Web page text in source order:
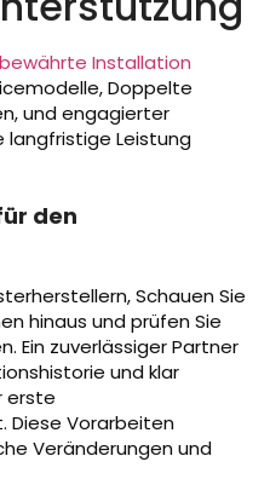
bewährte Installation
Doppelte
und engagierter
langfristige Leistung
den
Schauen Sie
hinaus und prüfen Sie
Ein zuverlässiger Partner
und klar
erste
Diese Vorarbeiten
Veränderungen und